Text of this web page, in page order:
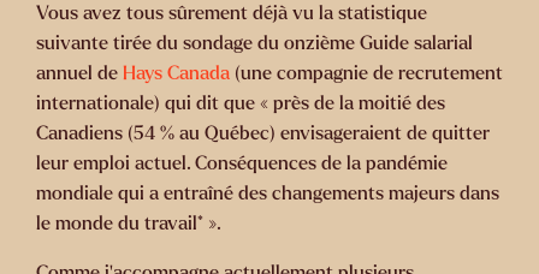
Vous avez tous sûrement déjà vu la statistique
suivante tirée du sondage du onzième Guide salarial
annuel de Hays Canada (une compagnie de recrutement
internationale) qui dit que « près de la moitié des
Canadiens (54 % au Québec) envisageraient de quitter
leur emploi actuel. Conséquences de la pandémie
mondiale qui a entraîné des changements majeurs dans
le monde du travail* ».